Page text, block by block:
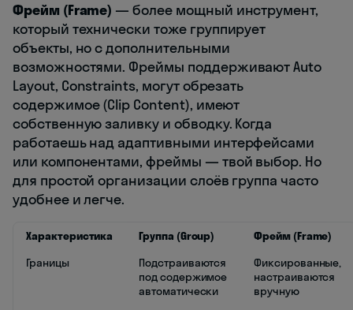
Фрейм (Frame) — более мощный инструмент,
который технически тоже группирует
объекты, но с дополнительными
возможностями. Фреймы поддерживают Auto
Layout, Constraints, могут обрезать
содержимое (Clip Content), имеют
собственную заливку и обводку. Когда
работаешь над адаптивными интерфейсами
или компонентами, фреймы — твой выбор. Но
для простой организации слоёв группа часто
удобнее и легче.
Характеристика Группа (Group)
Фрейм (Frame)
Границы
Подстраиваются
под содержимое
автоматически
Фиксированные,
настраиваются
вручную